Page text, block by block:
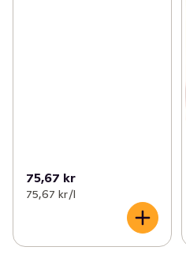
75,67 kr
75,67 kr /l